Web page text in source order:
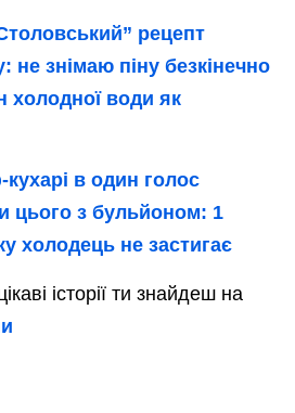
рецепт
не знімаю піну безкінечно
холодної води як
в один голос
цього з бульйоном: 1
холодець не застигає
історії ти знайдеш на